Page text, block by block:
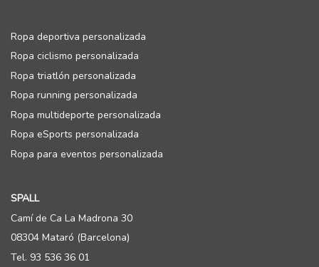
Ropa deportiva personalizada
Ropa ciclismo personalizada
Ropa triatlón personalizada
Ropa running personalizada
Ropa multideporte personalizada
Ropa eSports personalizada
Ropa para eventos personalizada
SPALL
Camí de Ca La Madrona 30
08304 Mataró (Barcelona)
Tel. 93 536 36 01